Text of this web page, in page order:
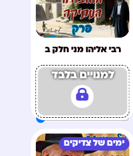
רבי אליהו מני חלק ב
למנויים בלבד
ימים של צדיקים